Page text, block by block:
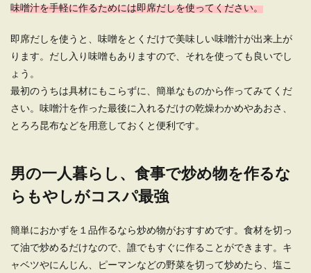
一人暮らしの男性でも簡単に作れるお
一人暮らしを始めると、仕事や学校から帰って料
一人暮らしのインテリア、男の部屋を
一人暮らしをする男性の部屋の数はワンルームが
多いでしょうか。 また部屋の大きさは６畳から８
畳・９畳...
味噌汁を手軽に作るためには即席だしを使ってください。
即席だしを使うと、味噌をとくだけで美味しい味噌汁が出来上が
ります。だし入り味噌もありますので、それを使っても良いでし
ょう。
最初のうちは具材にもこらずに、簡単なものから作ってみてくだ
さい。味噌汁を作った最後に入れるだけの乾燥わかめやあおさ、
とろろ昆布などを用意しておくと便利です。
男の一人暮らし、食事で炒め物を作るな
らもやしがコスパ最強
簡単におかずを１品作るなら炒め物がおすすめです。食材を切っ
て油で炒めるだけなので、誰でもすぐに作ることができます。キ
ャベツやにんじん、ピーマンなどの野菜を切って炒めたら、塩こ